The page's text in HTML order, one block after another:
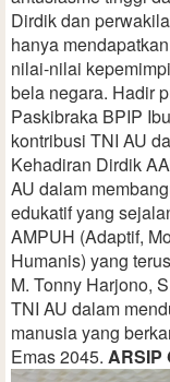
Dirdik dan
hanya
nilai-nilai
bela negara. Hadir
Paskibraka BPIP
kontribusi TNI AU
Kehadiran Dirdik
AU dalam
edukatif yang
AMPUH (Adaptif,
Humanis) yang
M. Tonny Harjono,
TNI AU dalam
manusia yang
Emas 2045. ARSIP